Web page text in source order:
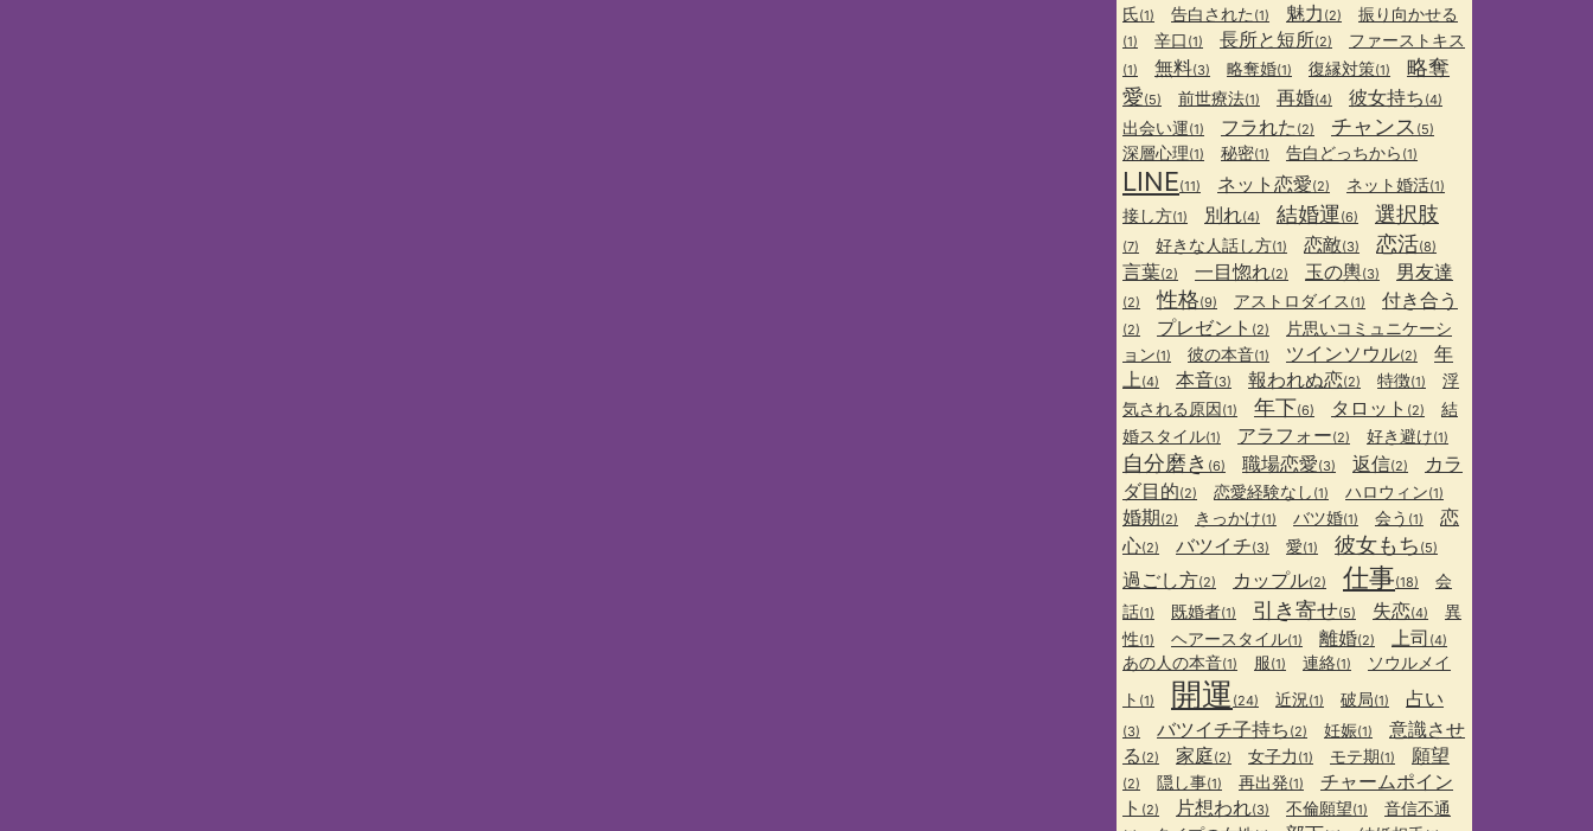
氏(1) 告白された (1) 魅力 (2) 振り向かせる
(1) 辛口 (1) 長所と短所(2) ファーストキス
(1) 無料(3) 略奪婚(1) 復縁対策(1)
略奪
愛(5) 前世療法(1) 再婚(4) 彼女持ち (4)
出会い運(1) フラれた (2) チャンス (5)
深層心理(1) 秘密(1) 告白どっちから (1)
LINE(11) ネット恋愛(2) ネット婚活(1)
接し方(1) 別れ(4) 結婚運(6) 選択肢
(7) 好きな人話し方(1) 恋敵(3) 恋活(8)
言葉(2) 一目惚れ(2) 玉の輿(3) 男友達
(2) 性格(9) アストロダイス (1) 付き合う
(2) プレゼント (2)
片思いコミュニケーシ
ョン(1) 彼の本音(1) ツインソウル(2)
年
上(4) 本音(3) 報われぬ恋(2) 特徴(1)
浮
気される原因(1) 年下(6) タロット (2)
結
婚スタイル(1) アラフォー(2) 好き避け(1)
自分磨き (6) 職場恋愛(3) 返信(2)
カラ
ダ目的(2) 恋愛経験なし (1) ハロウィン(1)
婚期(2) きっかけ(1) バツ婚(1) 会う (1)
恋
心(2) バツイチ(3) 愛(1) 彼女もち (5)
過ごし方(2) カップル(2) 仕事(18)
会
話(1) 既婚者(1) 引き寄せ(5) 失恋(4)
異
性(1) ヘアースタイル(1) 離婚(2) 上司 (4)
あの人の本音(1) 服(1) 連絡(1)
ソウルメイ
ト (1) 開運 (24) 近況 (1) 破局(1) 占い
(3) バツイチ子持ち (2) 妊娠(1)
意識させ
る (2) 家庭(2) 女子力 (1) モテ期(1) 願望
(2) 隠し事(1) 再出発(1)
チャームポイン
ト (2) 片想われ(3) 不倫願望(1) 音信不通